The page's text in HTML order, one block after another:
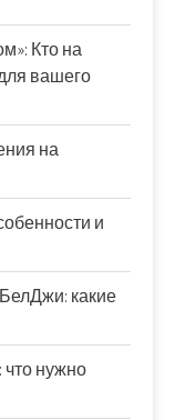
Кто на
вашего
на
и
какие
что нужно